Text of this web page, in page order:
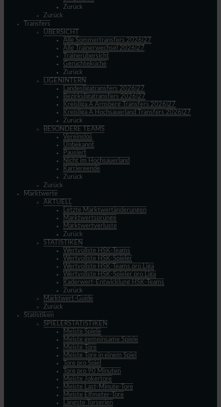
Zurück
Zurück
Transfers
ÜBERSICHT
Alle Sommertransfers 2026|27
Alle Trainerwechsel 2026|27
Trainerübersicht
Gerüchteküche
Zurück
LIGENINTERN
Landesligatransfers 2026|27
Bezirksligatransfers 2026|27
Kreisliga A Arnsberg Transfers 2026|27
Kreisliga A Hochsauerland Transfers 2026|27
Zurück
BESONDERE TEAMS
Vereinslos
Unbekannt
Pausiert
Nicht im Hochsauerland
Karriereende
Zurück
Zurück
Marktwerte
AKTUELL
Letzte Marktwertänderungen
Marktwertsprünge
Marktwertverluste
Zurück
STATISTIKEN
Wertvollste HSK-Teams
Wertvollste HSK-Spieler
Wertvollste HSK-Teams pro Liga
Wertvollste HSK-Spieler pro Liga
Kaderwert-Entwicklung HSK-Teams
Zurück
Marktwert-Guide
Zurück
Statistiken
SPIELERSTATISTIKEN
Meiste Spiele
Meiste gemeinsame Spiele
Meiste Tore
Meiste Tore in einem Spiel
Tore pro Spiel
Tore pro 90 Minuten
Meiste Jokertore
Meiste Last-Minute-Tore
Meiste Elfmeter-Tore
Längste Torserien